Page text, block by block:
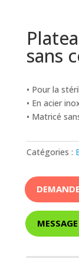
sans
• Pour la
• En acier
• Matricé
Catégories :